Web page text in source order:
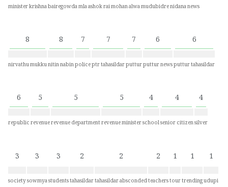
minister krishna bairegowdamla ashok raimohan alwamudubidrenidana news
8
nirvathu mukku
8
nitin nabin
7
police
7
ptr tahasildar
7
puttur
6
puttur news
6
puttur tahasildar
6
republic
5
revenue
5
revenue department
5
revenue minister
4
school
4
senior citizen
4
silver
3
society
3
sowmya
3
students
2
tahasildar
2
tahasildar absconded
2
teachers
1
tour
1
trending
1
udupi